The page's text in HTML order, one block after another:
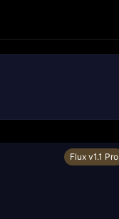
Flux v1.1 Pro